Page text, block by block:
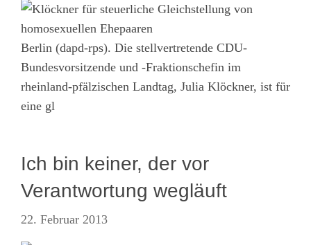
Berlin (dapd-rps). Die stellvertretende CDU-
Bundesvorsitzende und -Fraktionschefin im
rheinland-pfälzischen Landtag, Julia Klöckner, ist für
eine gl
Ich bin keiner, der vor
Verantwortung wegläuft
22. Februar 2013